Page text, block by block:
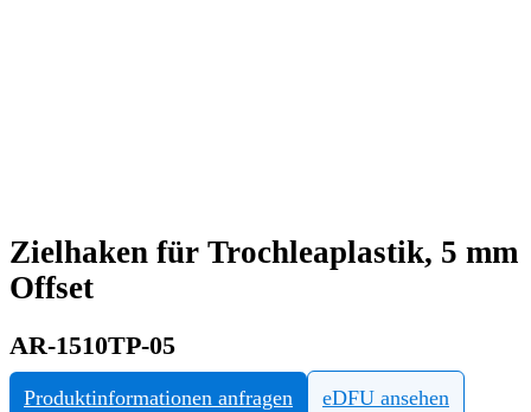
Zielhaken für Trochleaplastik, 5 mm
Offset
AR-1510TP-05
Produktinformationen anfragen eDFU ansehen